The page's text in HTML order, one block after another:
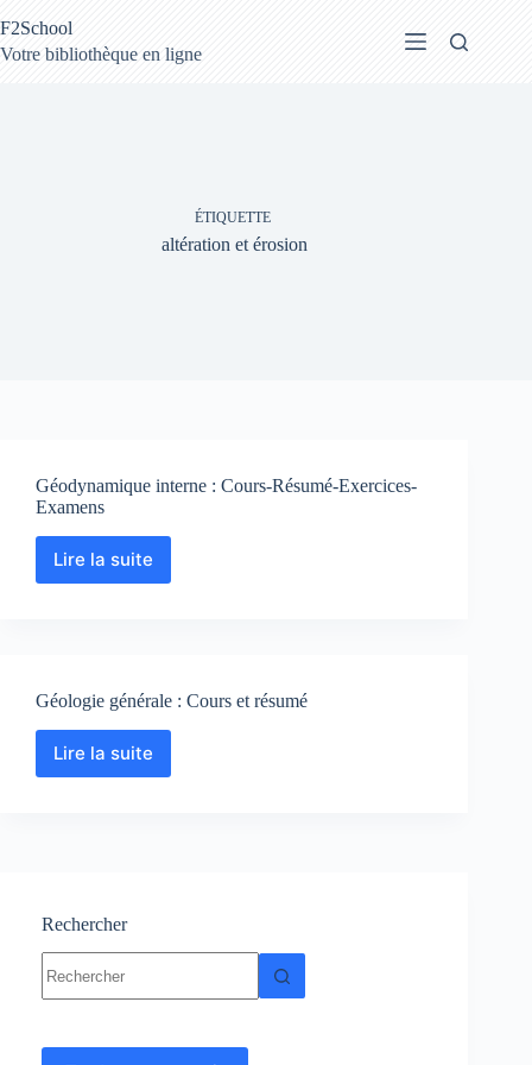
au
contenu
F2School
Votre bibliothèque en ligne
ÉTIQUETTE
altération et érosion
Géodynamique interne : Cours-Résumé-Exercices-
Examens
Lire la suiteGéodynamique
Examens
Géologie générale : Cours et résumé
Lire la suite
Géologie
générale
Rechercher
résultat